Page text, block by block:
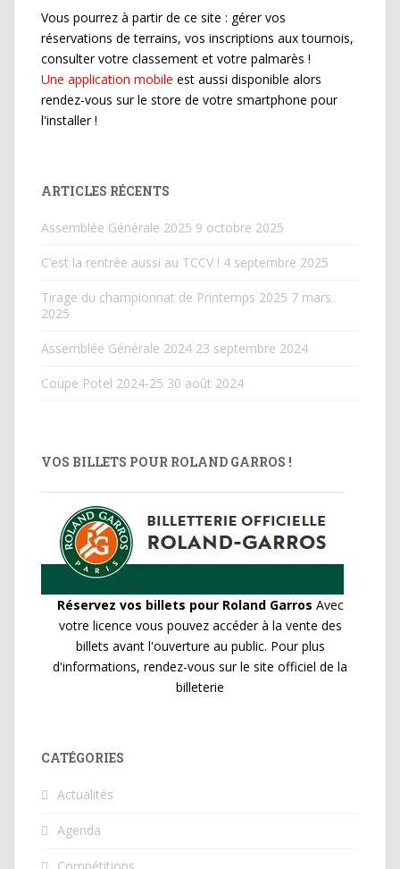
Vous pourrez à partir de ce site : gérer vos
réservations de terrains, vos inscriptions aux tournois,
consulter votre classement et votre palmarès !
Une application mobile est aussi disponible alors
rendez-vous sur le store de votre smartphone pour
l'installer !
ARTICLES RÉCENTS
Assemblée Générale 2025 9 octobre 2025
C’est la rentrée aussi au TCCV ! 4 septembre 2025
Tirage du championnat de Printemps 2025 7 mars
2025
Assemblée Générale 2024 23 septembre 2024
Coupe Potel 2024-25 30 août 2024
VOS BILLETS POUR ROLAND GARROS !
Réservez vos billets pour Roland Garros Avec
votre licence vous pouvez accéder à la vente des
billets avant l'ouverture au public. Pour plus
d'informations, rendez-vous sur le site officiel de la
billeterie
CATÉGORIES
Actualités
Agenda